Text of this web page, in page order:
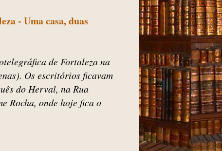
- Uma casa, duas
de Fortaleza na
Os escritórios ficavam
do Herval, na Rua
Rocha, onde hoje fica o